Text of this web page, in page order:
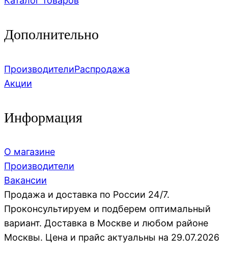
Дополнительно
ПроизводителиРаспродажа
Акции
Информация
О магазине
Производители
Вакансии
Продажа и доставка по России 24/7.
Проконсультируем и подберем оптимальный
вариант. Доставка в Москве и любом районе
Москвы. Цена и прайс актуальны на 29.07.2026